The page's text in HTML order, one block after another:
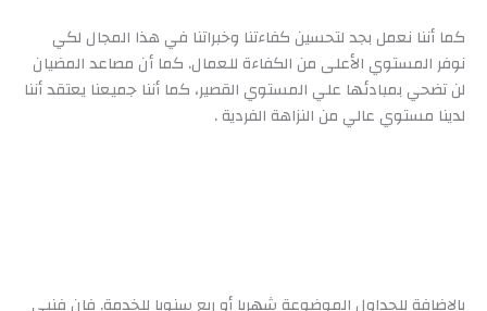
كما أننا نعمل بجد لتحسين كفاءتنا وخبراتنا في هذا المجال لكي
نوفر المستوي الأعلى من الكفاءة للعمال. كما أن مصاعد المضيان
لن تضحي بمبادئها علي المستوي القصير، كما أننا جميعنا يعتقد أننا
لدينا مستوي عالي من النزاهة الفردية .